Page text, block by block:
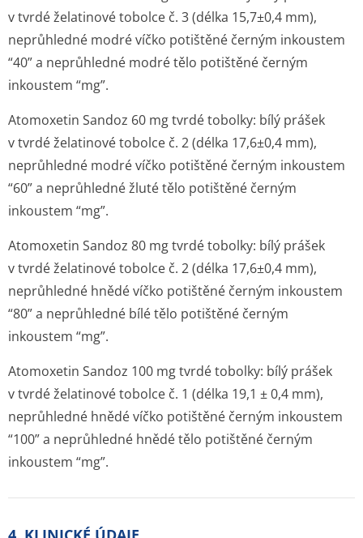
v tvrdé želatinové tobolce č. 3 (délka 15,7±0,4 mm),
neprůhledné modré víčko potištěné černým inkoustem
“40” a neprůhledné modré tělo potištěné černým
inkoustem “mg”.
Atomoxetin Sandoz 60 mg tvrdé tobolky: bílý prášek
v tvrdé želatinové tobolce č. 2 (délka 17,6±0,4 mm),
neprůhledné modré víčko potištěné černým inkoustem
“60” a neprůhledné žluté tělo potištěné černým
inkoustem “mg”.
Atomoxetin Sandoz 80 mg tvrdé tobolky: bílý prášek
v tvrdé želatinové tobolce č. 2 (délka 17,6±0,4 mm),
neprůhledné hnědé víčko potištěné černým inkoustem
“80” a neprůhledné bílé tělo potištěné černým
inkoustem “mg”.
Atomoxetin Sandoz 100 mg tvrdé tobolky: bílý prášek
v tvrdé želatinové tobolce č. 1 (délka 19,1 ± 0,4 mm),
neprůhledné hnědé víčko potištěné černým inkoustem
“100” a neprůhledné hnědé tělo potištěné černým
inkoustem “mg”.